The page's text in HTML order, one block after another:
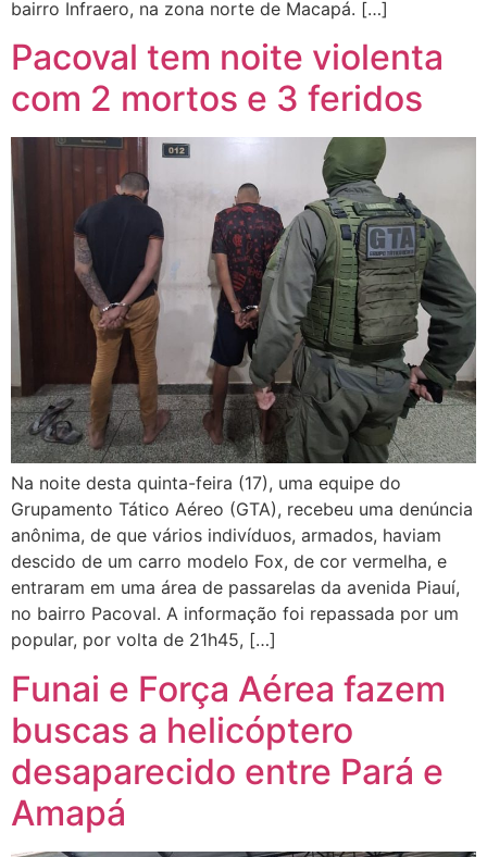
bairro Infraero, na zona norte de Macapá. […]
Pacoval tem noite violenta
com 2 mortos e 3 feridos
Na noite desta quinta-feira (17), uma equipe do
Grupamento Tático Aéreo (GTA), recebeu uma denúncia
anônima, de que vários indivíduos, armados, haviam
descido de um carro modelo Fox, de cor vermelha, e
entraram em uma área de passarelas da avenida Piauí,
no bairro Pacoval. A informação foi repassada por um
popular, por volta de 21h45, […]
Funai e Força Aérea fazem
buscas a helicóptero
desaparecido entre Pará e
Amapá